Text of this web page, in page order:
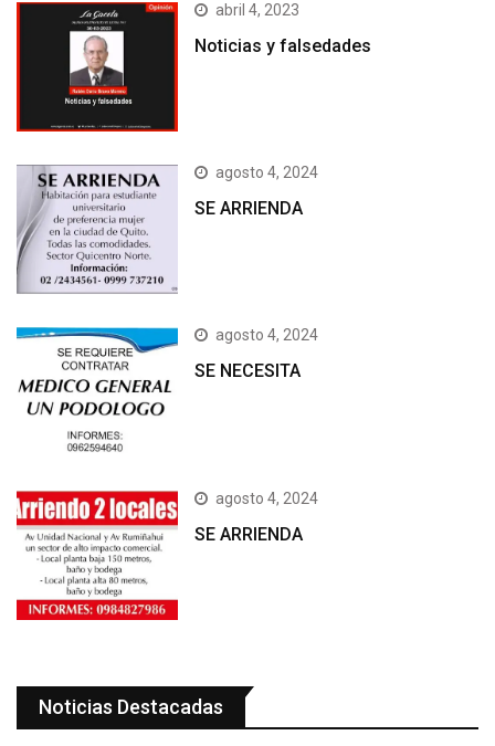
abril 4, 2023
Noticias y falsedades
agosto 4, 2024
SE ARRIENDA
agosto 4, 2024
SE NECESITA
agosto 4, 2024
SE ARRIENDA
Noticias Destacadas